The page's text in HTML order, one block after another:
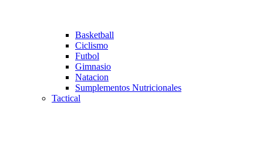
Basketball
Ciclismo
Futbol
Gimnasio
Natacion
Sumplementos Nutricionales
Tactical